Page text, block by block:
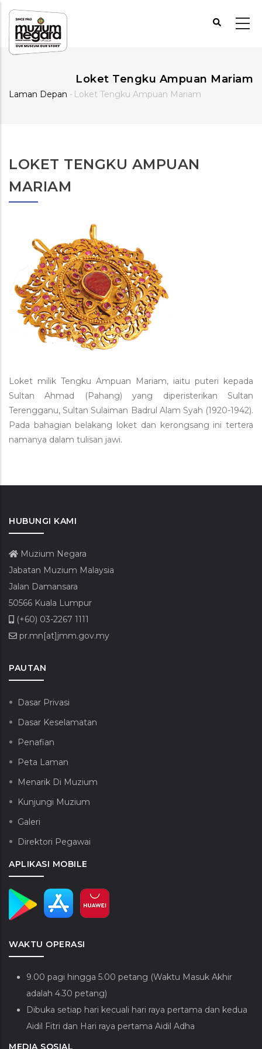
Langkau
kandungan
utama
Loket Tengku Ampuan Mariam
Laman Depan - Loket Tengku Ampuan Mariam
LOKET TENGKU AMPUAN
MARIAM
Loket milik Tengku Ampuan Mariam, iaitu puteri kepada
Sultan Ahmad (Pahang) yang diperisterikan Sultan
Terengganu, Sultan Sulaiman Badrul Alam Syah (1920-1942).
Pada bahagian belakang loket dan kerongsang ini tertera
namanya dalam tulisan jawi.
HUBUNGI KAMI
Muzium Negara
Jabatan Muzium Malaysia
Jalan Damansara
50566 Kuala Lumpur
(+60) 03-2267 1111
pr.mn[at]jmm.gov.my
PAUTAN
Dasar Privasi
Dasar Keselamatan
Penafian
Peta Laman
Menarik Di Muzium
Kunjungi Muzium
Galeri
Direktori Pegawai
APLIKASI MOBILE
WAKTU OPERASI
9.00 pagi hingga 5.00 petang (Waktu Masuk Akhir
adalah 4.30 petang)
Dibuka setiap hari kecuali hari raya pertama dan kedua
Aidil Fitri dan Hari raya pertama Aidil Adha
MEDIA SOSIAL